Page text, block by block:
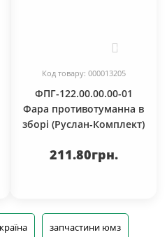
Код товару: 000013205
ФПГ-122.00.00.00-01
Фара противотуманна в
зборі (Руслан-Комплект)
211.80грн.
запчастини юмз